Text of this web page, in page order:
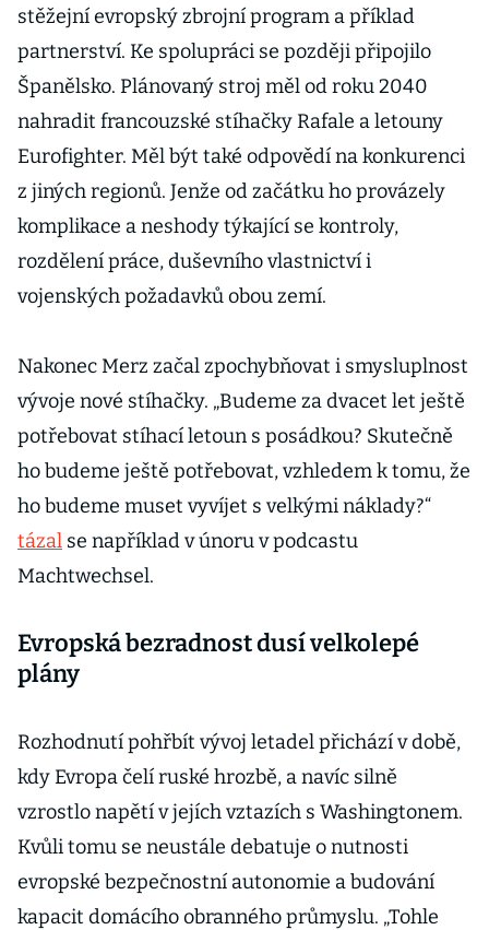
stěžejní evropský zbrojní program a příklad
partnerství. Ke spolupráci se později připojilo
Španělsko. Plánovaný stroj měl od roku 2040
nahradit francouzské stíhačky Rafale a letouny
Eurofighter. Měl být také odpovědí na konkurenci
z jiných regionů. Jenže od začátku ho provázely
komplikace a neshody týkající se kontroly,
rozdělení práce, duševního vlastnictví i
vojenských požadavků obou zemí.
Nakonec Merz začal zpochybňovat i smysluplnost
vývoje nové stíhačky. „Budeme za dvacet let ještě
potřebovat stíhací letoun s posádkou? Skutečně
ho budeme ještě potřebovat, vzhledem k tomu, že
ho budeme muset vyvíjet s velkými náklady?“
tázal se například v únoru v podcastu
Machtwechsel.
Evropská bezradnost dusí velkolepé
plány
Rozhodnutí pohřbít vývoj letadel přichází v době,
kdy Evropa čelí ruské hrozbě, a navíc silně
vzrostlo napětí v jejích vztazích s Washingtonem.
Kvůli tomu se neustále debatuje o nutnosti
evropské bezpečnostní autonomie a budování
kapacit domácího obranného průmyslu. „Tohle